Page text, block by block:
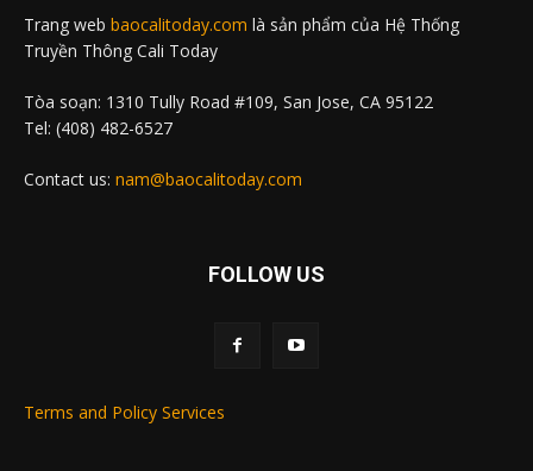
Trang web baocalitoday.com là sản phẩm của Hệ Thống
Truyền Thông Cali Today
Tòa soạn: 1310 Tully Road #109, San Jose, CA 95122
Tel: (408) 482-6527
Contact us: nam@baocalitoday.com
FOLLOW US
Terms and Policy Services